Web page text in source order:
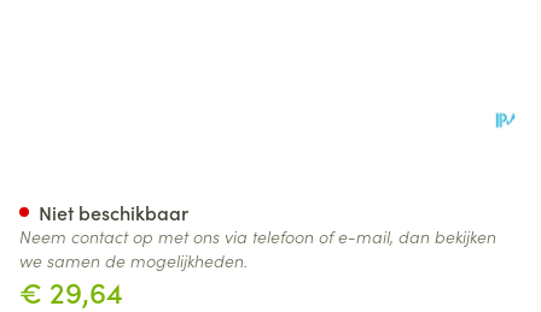
€ 29,64
Niet beschikbaar
Neem contact op met ons via telefoon of e-mail, dan bekijken
we samen de mogelijkheden.